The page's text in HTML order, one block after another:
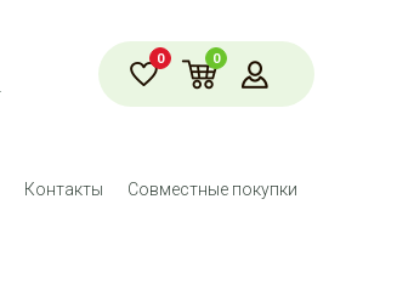
0 0
Контакты Совместные покупки